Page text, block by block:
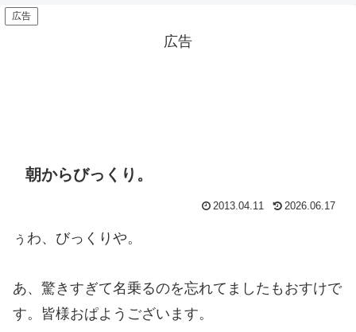
広告
広告
朝からびっくり。
2013.04.11 2026.06.17
ぅわ、びっくりや。
あ、驚きすぎて名乗るのを忘れてましたもおすけで
す。皆様おぱようございます。